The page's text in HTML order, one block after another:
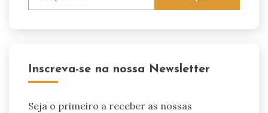
Inscreva-se na nossa Newsletter
Seja o primeiro a receber as nossas